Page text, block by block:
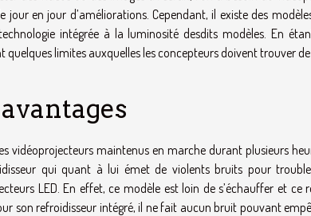
jour en jour d’améliorations. Cependant, il existe des
intégrée à la luminosité desdits modèles. En
quelques limites auxquelles les concepteurs doivent trouver
vidéoprojecteurs maintenus en marche durant plusieurs
qui quant à lui émet de violents bruits pour
LED. En effet, ce modèle est loin de s’échauffer et
son refroidisseur intégré, il ne fait aucun bruit pouvant